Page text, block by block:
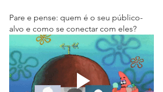
Pare e pense: quem é o seu público-
alvo e como se conectar com eles?